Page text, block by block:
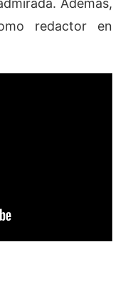
Además,
redactor en